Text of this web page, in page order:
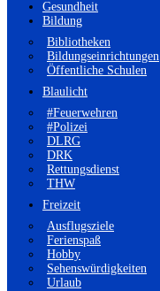
Gesundheit
Bildung
Bibliotheken
Bildungseinrichtungen
Öffentliche Schulen
Blaulicht
#Feuerwehren
#Polizei
DLRG
DRK
Rettungsdienst
THW
Freizeit
Ausflugsziele
Ferienspaß
Hobby
Sehenswürdigkeiten
Urlaub